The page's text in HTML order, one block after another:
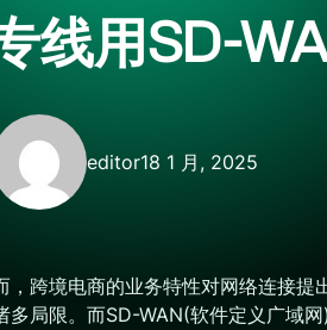
线用SD-
editor18 1 月, 2025
跨境电商的业务特性对网络连接
局限。而SD-WAN(软件定义广域